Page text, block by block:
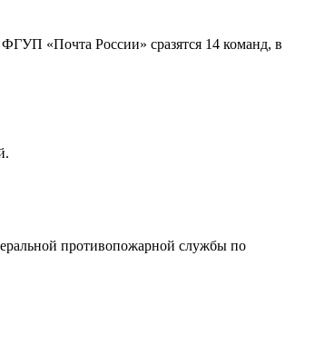
«Почта России» сразятся 14 команд, в
противопожарной службы по